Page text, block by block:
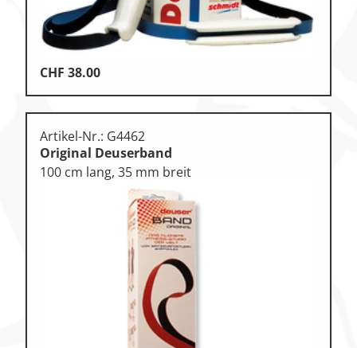
Spielgeräte • Psychomotorik
Technische Dokumentation
Turnen • Gymnastik • Ballett
Volleyball • Beachvolleyball
Wassersport
Zu den Ersatzteilen
Zu den Print Medien
CHF 38.00
Artikel-Nr.: G4462
Original Deuserband
100 cm lang, 35 mm breit